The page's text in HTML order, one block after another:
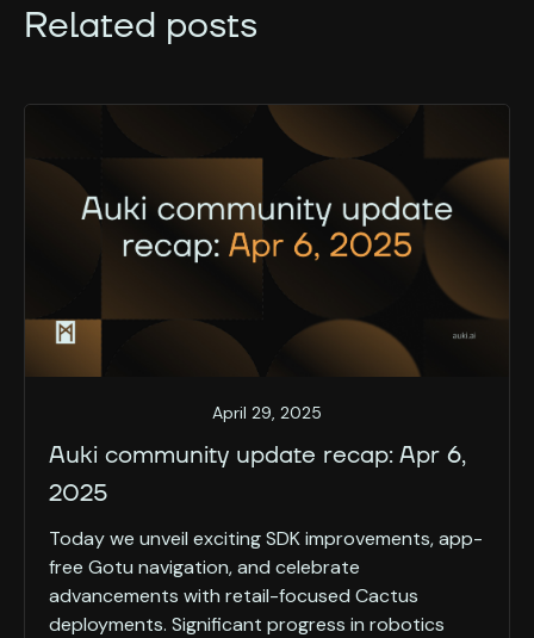
Related posts
April 29, 2025
Auki community update recap: Apr 6,
2025
Today we unveil exciting SDK improvements, app-
free Gotu navigation, and celebrate
advancements with retail-focused Cactus
deployments. Significant progress in robotics